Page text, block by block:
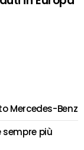
Mercedes-Benz
sempre più